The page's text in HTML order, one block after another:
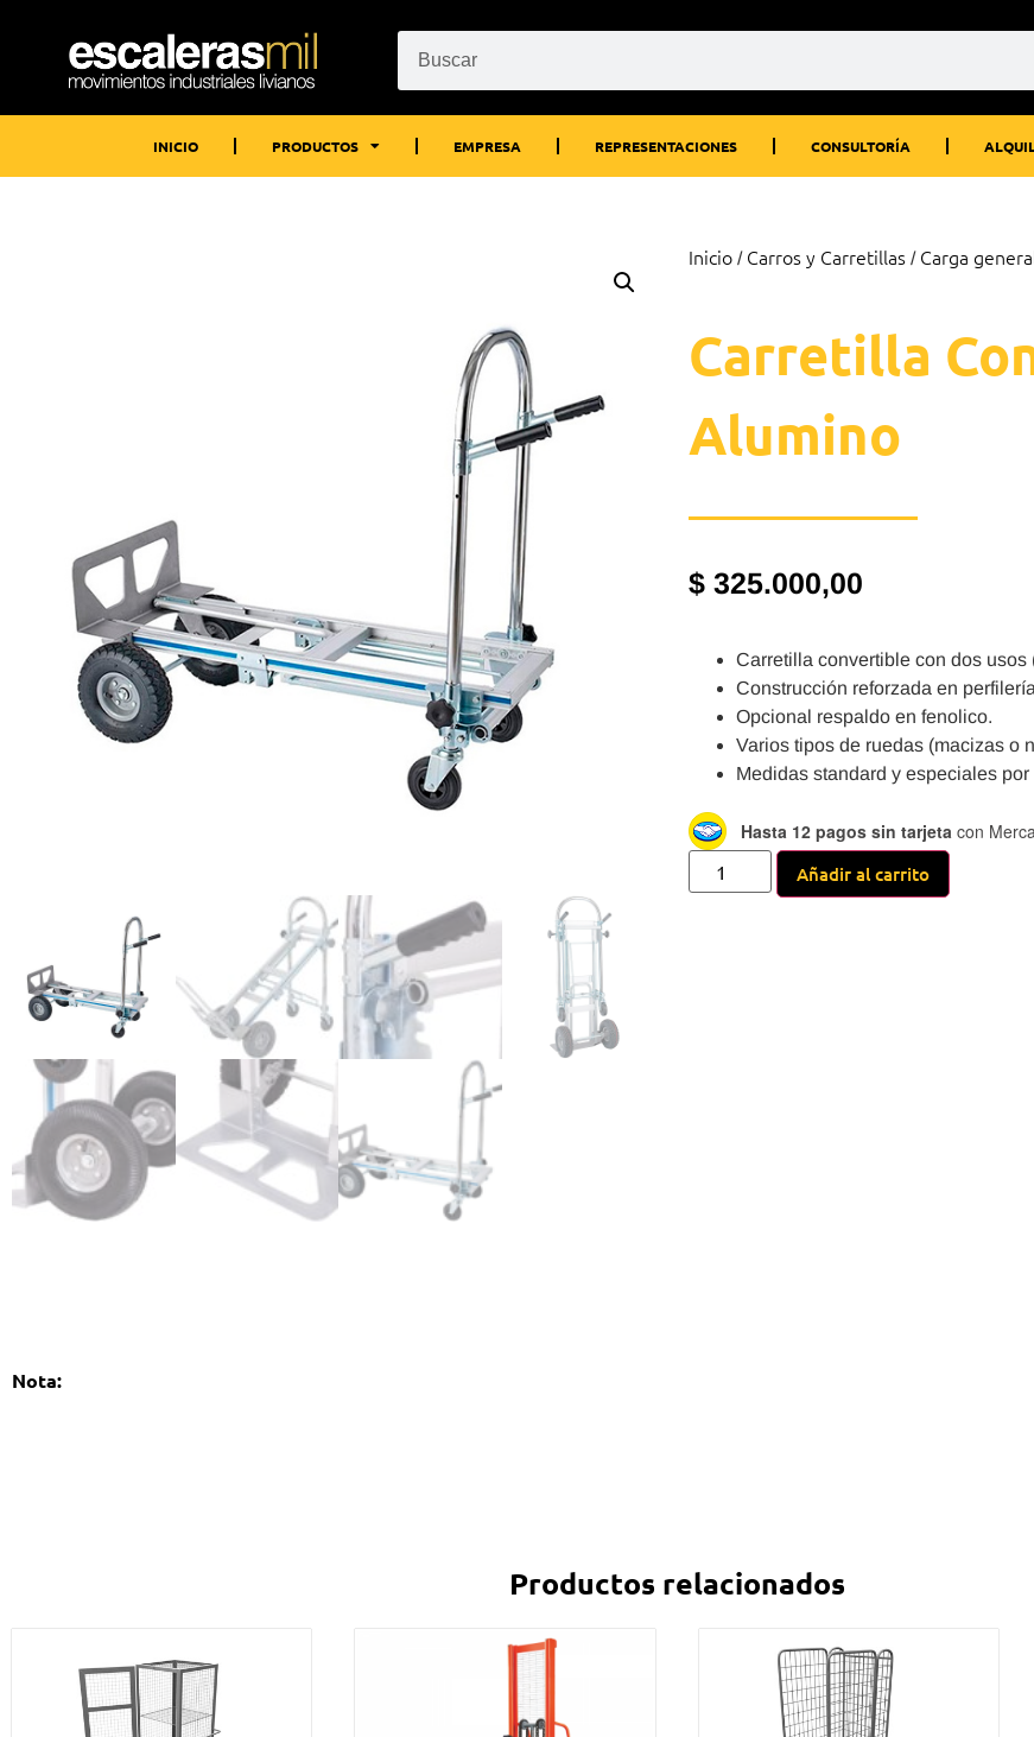
INICIO PRODUCTOS EMPRESA REPRESENTACIONES CONSULTORÍA
Inicio / Carros y Carretillas / Carga
Carretilla
Alumino
$ 325.000,00
Carretilla convertible con dos usos
Construcción reforzada en
Opcional respaldo en fenolico.
Varios tipos de ruedas (macizas o
Medidas standard y especiales por
Hasta 12 pagos sin tarjeta con
Añadir al carrito
Nota:
Productos relacionados